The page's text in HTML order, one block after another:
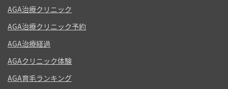
AGA治療クリニック
AGA治療クリニック予約
AGA治療経過
AGAクリニック体験
AGA育毛ランキング